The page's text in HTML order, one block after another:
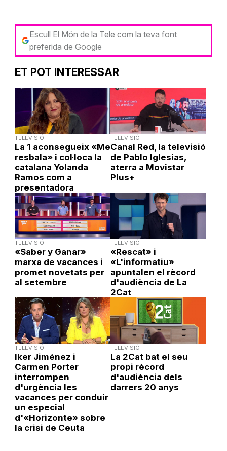
Escull El Món de la Tele com la teva font
preferida de Google
ET POT INTERESSAR
TELEVISIÓ
La 1 aconsegueix «Me
resbala» i col·loca la
catalana Yolanda
Ramos com a
presentadora
TELEVISIÓ
Canal Red, la televisió
de Pablo Iglesias,
aterra a Movistar
Plus+
TELEVISIÓ
«Saber y Ganar»
marxa de vacances i
promet novetats per
al setembre
TELEVISIÓ
«Rescat» i
«L'informatiu»
apuntalen el rècord
d'audiència de La
2Cat
TELEVISIÓ
Iker Jiménez i
Carmen Porter
interrompen
d'urgència les
vacances per conduir
un especial
d'«Horizonte» sobre
la crisi de Ceuta
TELEVISIÓ
La 2Cat bat el seu
propi rècord
d'audiència dels
darrers 20 anys